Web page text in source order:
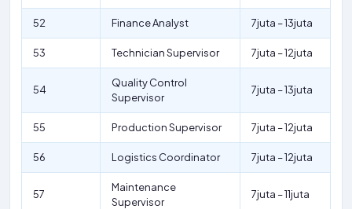
52 Finance Analyst 7juta – 13juta
53 Technician Supervisor 7juta – 12juta
54
Quality Control
Supervisor
7juta – 13juta
55 Production Supervisor 7juta – 12juta
56 Logistics Coordinator 7juta – 12juta
57
Maintenance
Supervisor
7juta – 11juta